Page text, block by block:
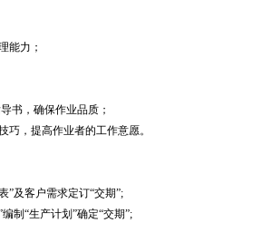
力；
，确保作业品质；
，提高作业者的工作意愿。
及客户需求定订“交期”;
制“生产计划”确定“交期”;